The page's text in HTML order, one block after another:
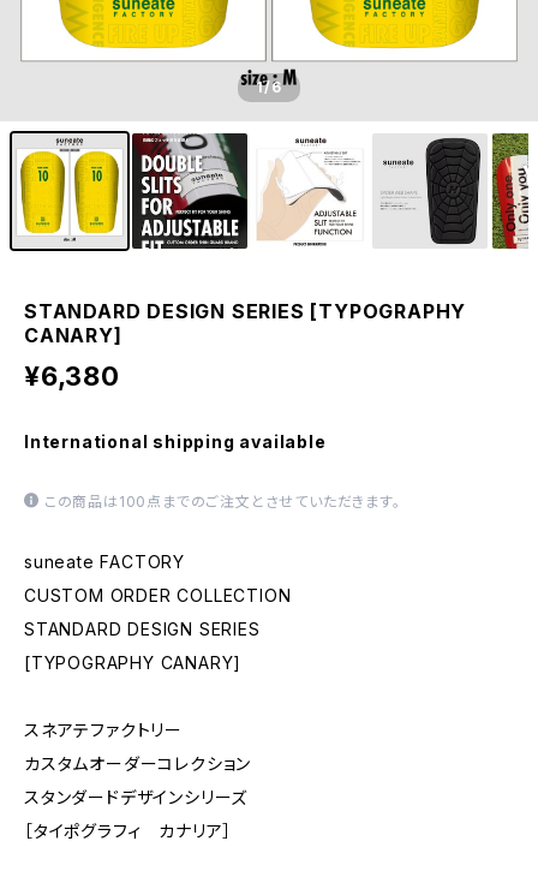
1/6
STANDARD DESIGN SERIES [TYPOGRAPHY
CANARY]
¥6,380
International shipping available
この商品は100点までのご注文とさせていただきます。
suneate FACTORY
CUSTOM ORDER COLLECTION
STANDARD DESIGN SERIES
[TYPOGRAPHY CANARY]
スネアテファクトリー
カスタムオーダーコレクション
スタンダードデザインシリーズ
［タイポグラフィ カナリア］